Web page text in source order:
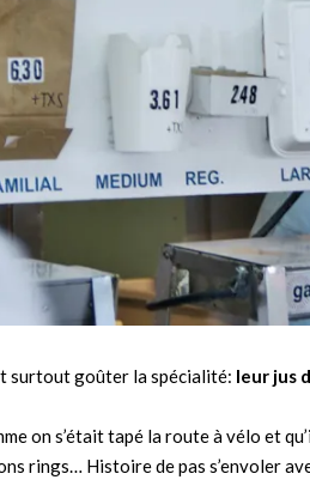
surtout goûter la spécialité: leur jus
on s’était tapé la route à vélo et
rings… Histoire de pas s’envoler